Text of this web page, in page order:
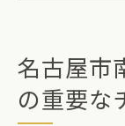
購入前
住宅
建売住宅
名古屋市
の重要な